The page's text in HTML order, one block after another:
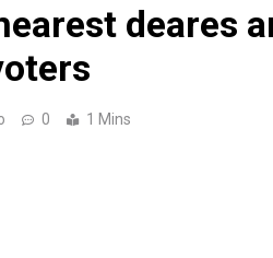
deares
0 1 Mins